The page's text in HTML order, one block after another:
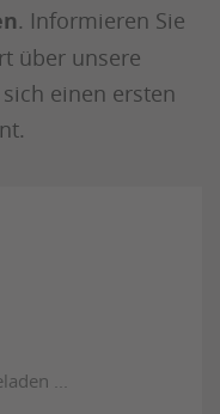
. Informieren Sie
über unsere
einen ersten